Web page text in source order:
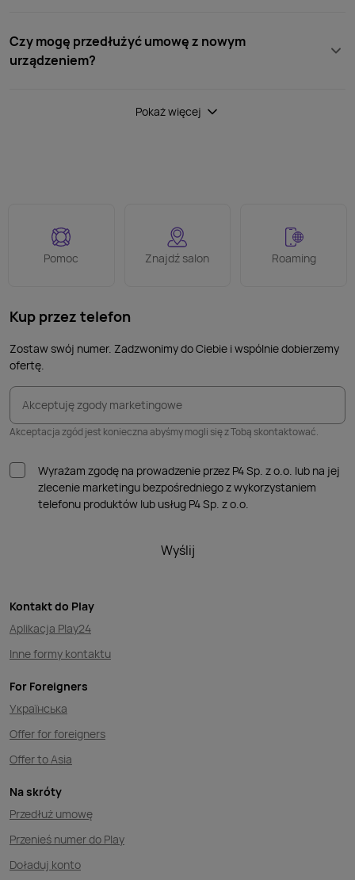
Czy mogę przedłużyć umowę z nowym
urządzeniem?
Pokaż więcej
Pomoc Znajdź salon Roaming
Kup przez telefon
Zostaw swój numer. Zadzwonimy do Ciebie i wspólnie dobierzemy
ofertę.
Akceptuję zgody marketingowe
Akceptacja zgód jest konieczna abyśmy mogli się z Tobą skontaktować.
Wyrażam zgodę na prowadzenie przez P4 Sp. z o.o. lub na jej
zlecenie marketingu bezpośredniego z wykorzystaniem
telefonu produktów lub usług P4 Sp. z o.o.
Wyślij
Kontakt do Play
Aplikacja Play24
Inne formy kontaktu
For Foreigners
Українська
Offer for foreigners
Offer to Asia
Na skróty
Przedłuż umowę
Przenieś numer do Play
Doładuj konto